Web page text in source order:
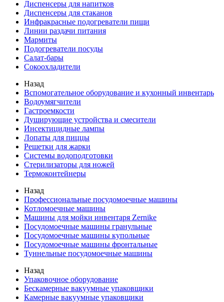
Диспенсеры для напитков
Диспенсеры для стаканов
Инфракрасные подогреватели пищи
Линии раздачи питания
Мармиты
Подогреватели посуды
Салат-бары
Сокоохладители
Назад
Вспомогательное оборудование и кухонный инвентарь
Водоумягчители
Гастроемкости
Душирующие устройства и смесители
Инсектицидные лампы
Лопаты для пиццы
Решетки для жарки
Системы водоподготовки
Стерилизаторы для ножей
Термоконтейнеры
Назад
Профессиональные посудомоечные машины
Котломоечные машины
Машины для мойки инвентаря Zernike
Посудомоечные машины гранульные
Посудомоечные машины купольные
Посудомоечные машины фронтальные
Туннельные посудомоечные машины
Назад
Упаковочное оборудование
Бескамерные вакуумные упаковщики
Камерные вакуумные упаковщики